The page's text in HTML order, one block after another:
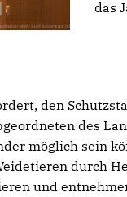
das
den
des
möglich sein
durch
und